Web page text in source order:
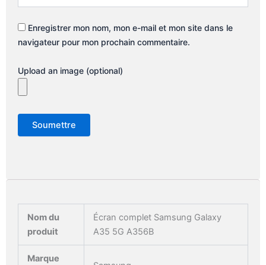
Enregistrer mon nom, mon e-mail et mon site dans le
navigateur pour mon prochain commentaire.
Upload an image (optional)
Nom du
produit
Écran complet Samsung Galaxy
A35 5G A356B
Marque